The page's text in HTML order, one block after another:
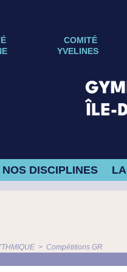
COMITÉ
YVELINES
NOS DISCIPLINES
> Compétitions GR